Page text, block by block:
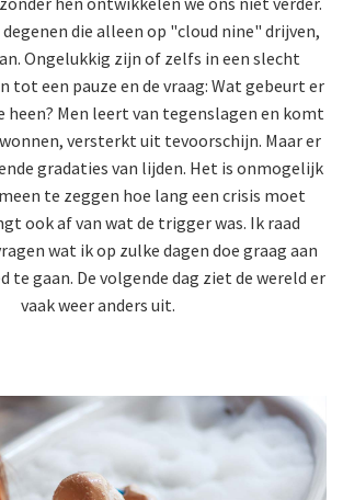
die alleen op "cloud nine" drijven,
Ongelukkig zijn of zelfs in een slecht
tot een pauze en de vraag: Wat gebeurt er
Men leert van tegenslagen en komt
versterkt uit tevoorschijn. Maar er
gradaties van lijden. Het is onmogelijk
te zeggen hoe lang een crisis moet
ook af van wat de trigger was. Ik raad
wat ik op zulke dagen doe graag aan
te gaan. De volgende dag ziet de wereld er
vaak weer anders uit.